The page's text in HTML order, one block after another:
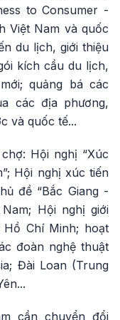
to Consumer -
Việt Nam và quốc
du lịch, giới thiệu
kích cầu du lịch,
quảng bá các
các địa phương,
và quốc tế...
Hội nghị “Xúc
Hội nghị xúc tiến
đề “Bắc Giang -
Hội nghị giới
Chí Minh; hoạt
đoàn nghệ thuật
Đài Loan (Trung
cần chuyển đổi